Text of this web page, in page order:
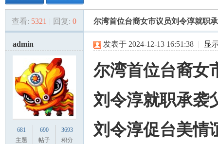
美» › ›
查看: 5321 | 回复: 0 尔湾首位台裔女市议员刘令淳就职
admin
681
主题
690
帖子
3693
积分
发表于 2024-12-13 16:51:38 | 显
尔湾首位台裔女
刘令淳就职承袭
刘令淳促台美情